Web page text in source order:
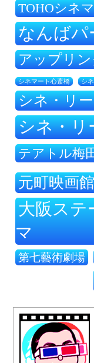
TOHOシネ
なんばパ
アップリ
シネマート心斎橋 シ
シネ・リ
シネ・リ
テアトル梅
元町映画
大阪ステ
マ
第七藝術劇場